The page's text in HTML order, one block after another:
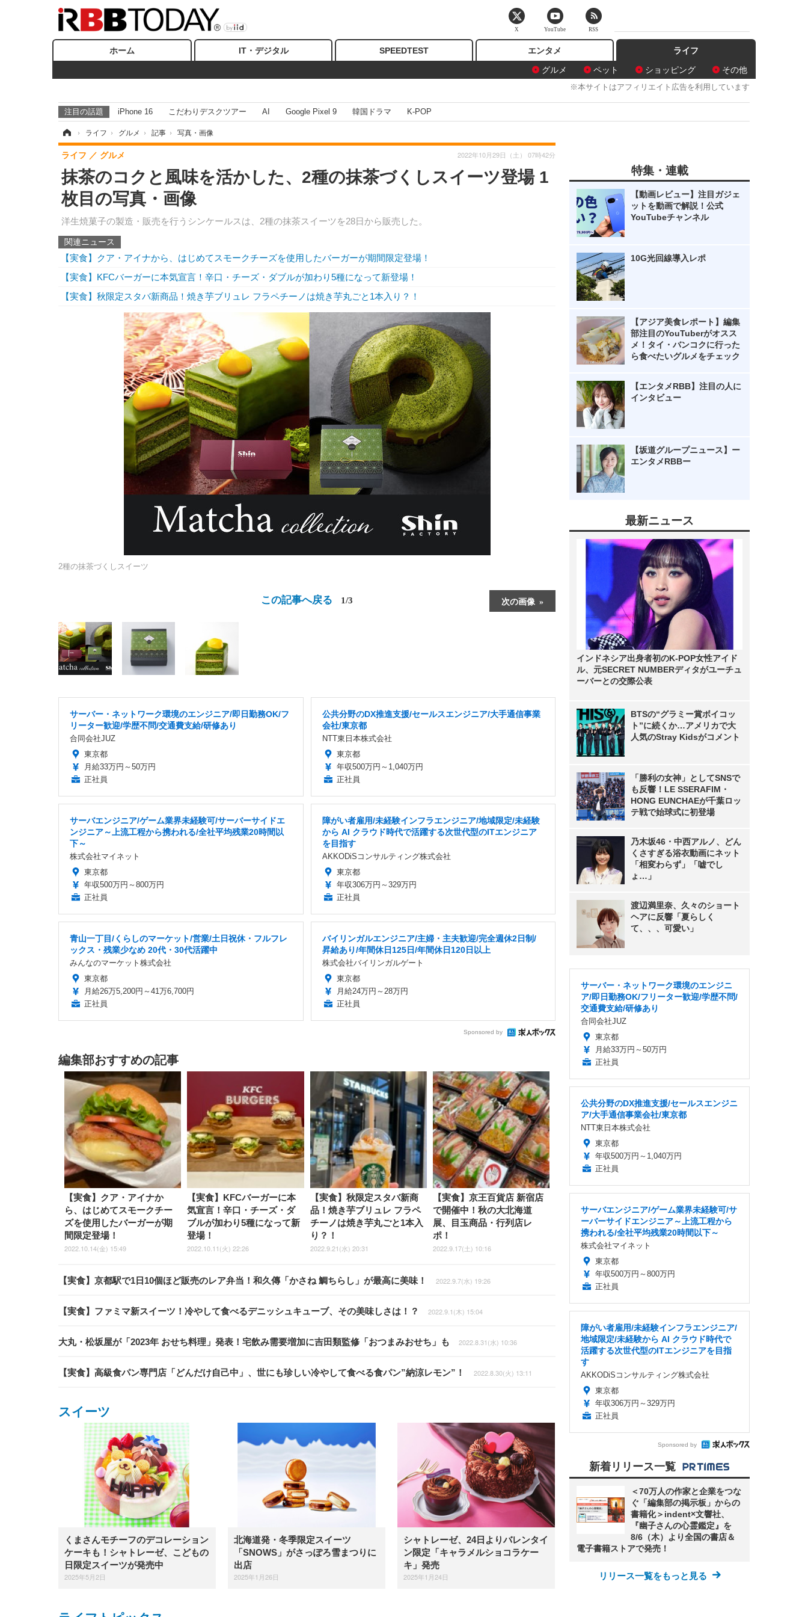
ホーム IT・デジタル SPEEDTEST エンタメ
ライフ
グルメ
ペット ショッピング その他
※本サイトはアフィリエイト広告を利用しています
注目の話題 iPhone 16 こだわりデスクツアー AI Google Pixel 9 韓国ドラマ K-POP
› ライフ › グルメ › 記事 › 写真・画像
抹茶のコクと風味を活かした、2種の抹茶づくしスイーツ登場 1
枚目の写真・画像
洋生焼菓子の製造・販売を行うシンケールスは、2種の抹茶スイーツを28日から販売した。
ライフ グルメ 2022年10月29日（土） 07時42分
関連ニュース
【実食】クア・アイナから、はじめてスモークチーズを使用したバーガーが期間限定登場！
【実食】KFCバーガーに本気宣言！辛口・チーズ・ダブルが加わり5種になって新登場！
【実食】秋限定スタバ新商品！焼き芋ブリュレ フラペチーノは焼き芋丸ごと1本入り？！
2種の抹茶づくしスイーツ
次の画像
この記事へ戻る 1/3
サーバー・ネットワーク環境のエンジニア/即日勤務OK/フ
リーター歓迎/学歴不問/交通費支給/研修あり
合同会社JUZ
東京都
月給33万円～50万円
正社員
公共分野のDX推進支援/セールスエンジニア/大手通信事業
会社/東京都
NTT東日本株式会社
東京都
年収500万円～1,040万円
正社員
サーバエンジニア/ゲーム業界未経験可/サーバーサイドエ
ンジニア～上流工程から携われる/全社平均残業20時間以
下～
株式会社マイネット
東京都
年収500万円～800万円
正社員
障がい者雇用/未経験インフラエンジニア/地域限定/未経験
から AI クラウド時代で活躍する次世代型のITエンジニア
を目指す
AKKODiSコンサルティング株式会社
東京都
年収306万円～329万円
正社員
青山一丁目/くらしのマーケット/営業/土日祝休・フルフレ
ックス・残業少なめ 20代・30代活躍中
みんなのマーケット株式会社
東京都
月給26万5,200円～41万6,700円
正社員
バイリンガルエンジニア/主婦・主夫歓迎/完全週休2日制/
昇給あり/年間休日125日/年間休日120日以上
株式会社バイリンガルゲート
東京都
月給24万円～28万円
正社員
Sponsored by
編集部おすすめの記事
【実食】クア・アイナか
ら、はじめてスモークチー
ズを使用したバーガーが期
間限定登場！
2022.10.14(金) 15:49
【実食】KFCバーガーに本
気宣言！辛口・チーズ・ダ
ブルが加わり5種になって新
登場！
2022.10.11(火) 22:26
【実食】秋限定スタバ新商
品！焼き芋ブリュレ フラペ
チーノは焼き芋丸ごと1本入
り？！
2022.9.21(水) 20:31
【実食】京王百貨店 新宿店
で開催中！秋の大北海道
展、目玉商品・行列店レ
ポ！
2022.9.17(土) 10:16
【実食】京都駅で1日10個ほど販売のレア弁当！和久傳「かさね 鯛ちらし」が最高に美味！ 2022.9.7(水) 19:26
【実食】ファミマ新スイーツ！冷やして食べるデニッシュキューブ、その美味しさは！？ 2022.9.1(木) 15:04
大丸・松坂屋が「2023年 おせち料理」発表！宅飲み需要増加に吉田類監修「おつまみおせち」も 2022.8.31(水) 10:36
【実食】高級食パン専門店「どんだけ自己中」、世にも珍しい冷やして食べる食パン”納涼レモン”！ 2022.8.30(火) 13:11
スイーツ
くまさんモチーフのデコレーション
ケーキも！シャトレーゼ、こどもの
日限定スイーツが発売中
2025年5月2日
北海道発・冬季限定スイーツ
「SNOWS」がさっぽろ雪まつりに
出店
2025年1月26日
シャトレーゼ、24日よりバレンタイ
ン限定「キャラメルショコラケー
キ」発売
2025年1月24日
特集・連載
【動画レビュー】注目ガジェ
ットを動画で解説！公式
YouTubeチャンネル
10G光回線導入レポ
【アジア美食レポート】編集
部注目のYouTuberがオスス
メ！タイ・バンコクに行った
ら食べたいグルメをチェック
【エンタメRBB】注目の人に
インタビュー
【坂道グループニュース】ー
エンタメRBBー
最新ニュース
インドネシア出身者初のK-POP女性アイド
ル、元SECRET NUMBERディタがユーチュ
ーバーとの交際公表
BTSの“グラミー賞ボイコッ
ト”に続くか…アメリカで大
人気のStray Kidsがコメント
「勝利の女神」としてSNSで
も反響！LE SSERAFIM・
HONG EUNCHAEが千葉ロッ
テ戦で始球式に初登場
乃木坂46・中西アルノ、どん
くさすぎる浴衣動画にネット
「相変わらず」「嘘でし
ょ…」
渡辺満里奈、久々のショート
ヘアに反響「夏らしく
て、、、可愛い」
サーバー・ネットワーク環境のエンジニ
ア/即日勤務OK/フリーター歓迎/学歴不問/
交通費支給/研修あり
合同会社JUZ
東京都
月給33万円～50万円
正社員
公共分野のDX推進支援/セールスエンジニ
ア/大手通信事業会社/東京都
NTT東日本株式会社
東京都
年収500万円～1,040万円
正社員
サーバエンジニア/ゲーム業界未経験可/サ
ーバーサイドエンジニア～上流工程から
携われる/全社平均残業20時間以下～
株式会社マイネット
東京都
年収500万円～800万円
正社員
障がい者雇用/未経験インフラエンジニア/
地域限定/未経験から AI クラウド時代で
活躍する次世代型のITエンジニアを目指
す
AKKODiSコンサルティング株式会社
東京都
年収306万円～329万円
正社員
Sponsored by
新着リリース一覧
＜70万人の作家と企業をつな
ぐ「編集部の掲示板」からの
書籍化＞indent×文響社、
『幽子さんの心霊鑑定』を
8/6（木）より全国の書店＆
電子書籍ストアで発売！
リリース一覧をもっと見る
X YouTube RSS